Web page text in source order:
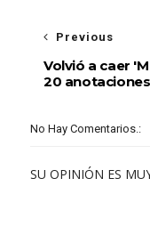
Previous
Volvió a caer
20
No Hay Comentarios.:
SU OPINIÓN ES